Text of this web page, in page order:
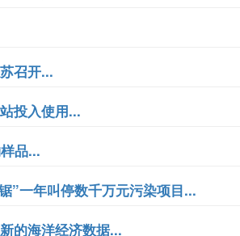
召开...
投入使用...
品...
”一年叫停数千万元污染项目...
的海洋经济数据...